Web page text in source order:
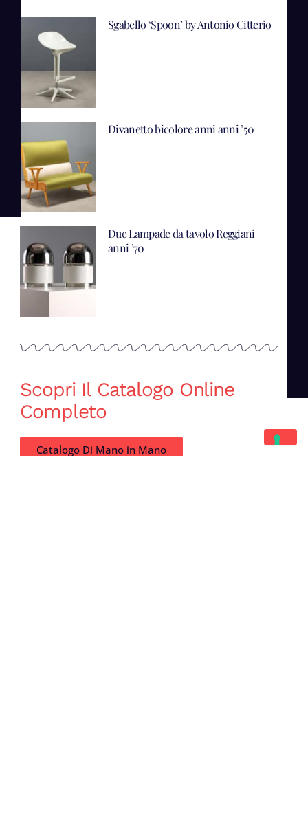
Sgabello ‘Spoon’ by Antonio Citterio
Divanetto bicolore anni anni ’50
Due Lampade da tavolo Reggiani
anni ’70
Scopri Il Catalogo Online
Completo
Catalogo Di Mano in Mano